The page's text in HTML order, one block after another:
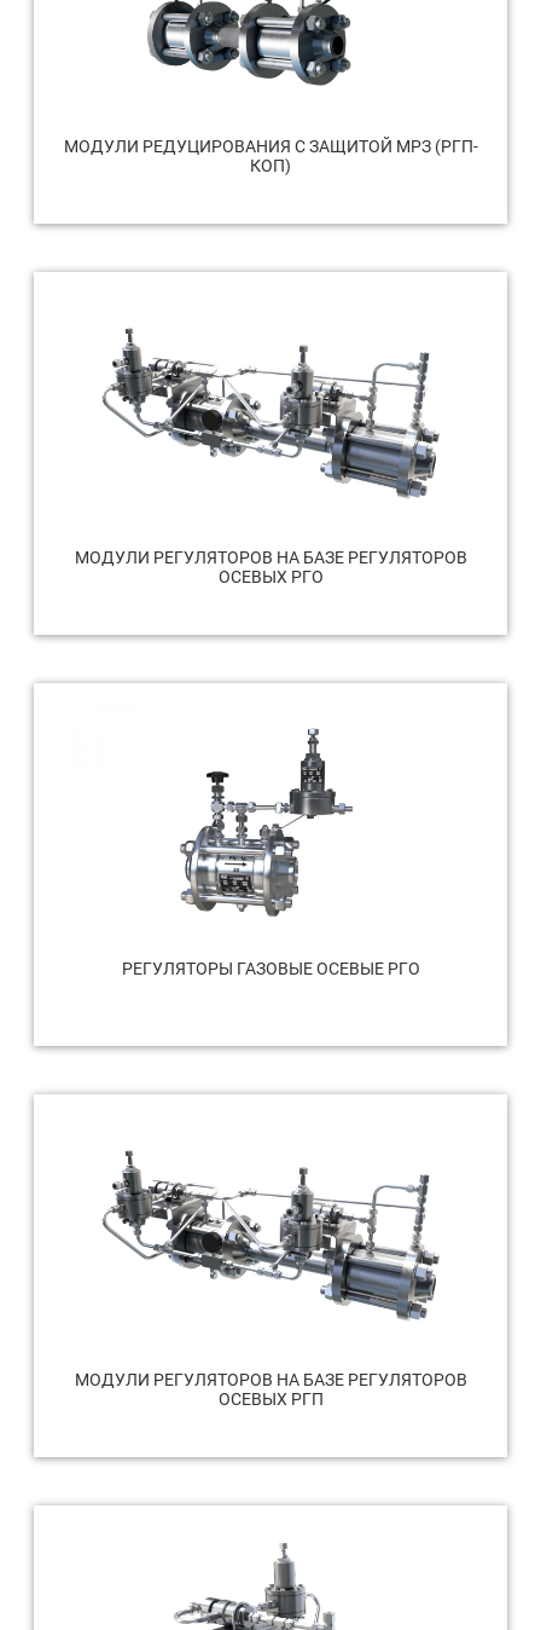
МОДУЛИ РЕДУЦИРОВАНИЯ С ЗАЩИТОЙ МРЗ (РГП-
КОП)
МОДУЛИ РЕГУЛЯТОРОВ НА БАЗЕ РЕГУЛЯТОРОВ
ОСЕВЫХ РГО
РЕГУЛЯТОРЫ ГАЗОВЫЕ ОСЕВЫЕ РГО
МОДУЛИ РЕГУЛЯТОРОВ НА БАЗЕ РЕГУЛЯТОРОВ
ОСЕВЫХ РГП